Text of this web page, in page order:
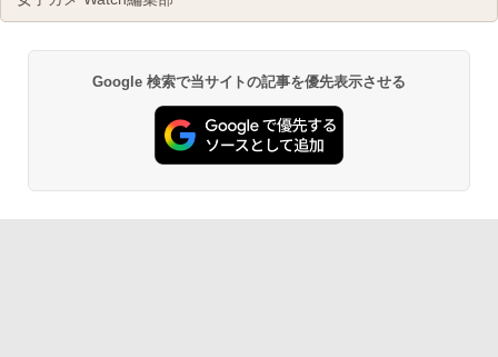
Google 検索で当サイトの記事を優先表示させる